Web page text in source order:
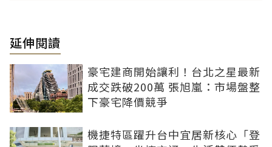
延伸閱讀
豪宅建商開始讓利！台北之星最新
成交跌破200萬 張旭嵐：市場盤整
下豪宅降價競爭
機捷特區躍升台中宜居新核心「登